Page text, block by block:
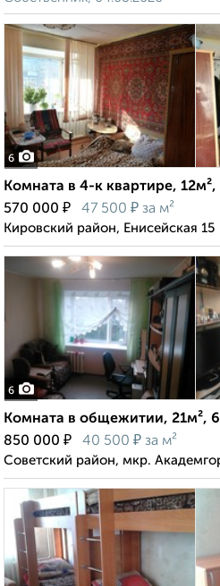
6
Комната в 4-к квартире,
570 000 ₽ 47 500 ₽ за м²
Кировский район, Енисейская 15
6
Комната в общежитии, 21м²,
850 000 ₽ 40 500 ₽ за м²
Советский район, мкр.